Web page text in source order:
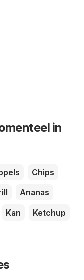
in
Chips
Ananas
Kan
Ketchup